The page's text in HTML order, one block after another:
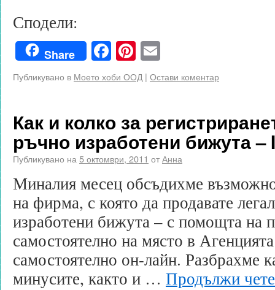
Сподели:
Share Facebook
Pinterest
Публикувано в Моето хоби ООД | Остави коментар
Как и колко за
ръчно изработени бижута –
Публикувано на 5 октомври, 2011 отАнна
Миналия месец обсъдихме
на фирма, с която да продавате
изработени бижута – с помощта на
самостоятелно на място в
самостоятелно он-лайн. Разбрахме
минусите, както и … Продължи